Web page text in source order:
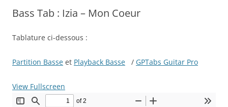
Bass Tab : Izia – Mon Coeur
Tablature ci-dessous :
Partition Basse et Playback Basse / GPTabs Guitar Pro
View Fullscreen